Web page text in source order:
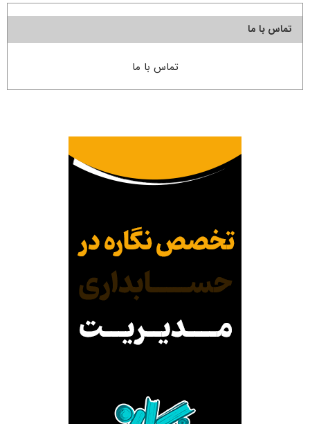
تماس با ما
تماس با ما